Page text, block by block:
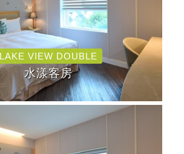
LAKE VIEW DOUBLE
水漾客房